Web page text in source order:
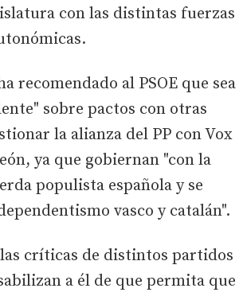
con las distintas fuerzas
recomendado al PSOE que sea
sobre pactos con otras
la alianza del PP con Vox
ya que gobiernan "con la
populista española y se
vasco y catalán".
críticas de distintos partidos
a él de que permita que